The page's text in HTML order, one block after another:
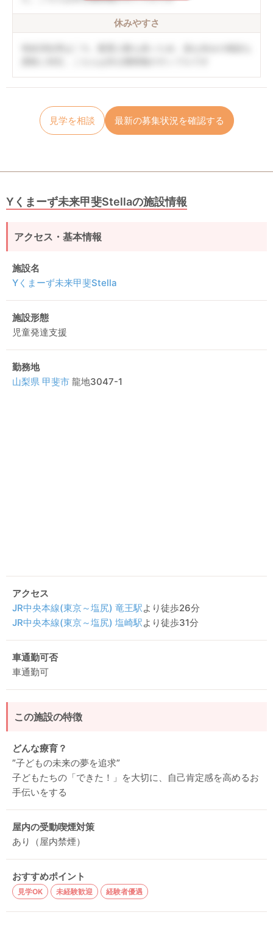
休みやすさ
見学を相談 最新の募集状況を確認する
Yくまーず未来甲斐Stellaの施設情報
アクセス・基本情報
施設名
Yくまーず未来甲斐Stella
施設形態
児童発達支援
勤務地
山梨県 甲斐市 龍地3047-1
アクセス
JR中央本線(東京～塩尻) 竜王駅より徒歩26分
JR中央本線(東京～塩尻) 塩崎駅より徒歩31分
車通勤可否
車通勤可
この施設の特徴
どんな療育？
”子どもの未来の夢を追求”
子どもたちの「できた！」を大切に、自己肯定感を高めるお
手伝いをする
屋内の受動喫煙対策
あり（屋内禁煙）
おすすめポイント
見学OK 未経験歓迎 経験者優遇